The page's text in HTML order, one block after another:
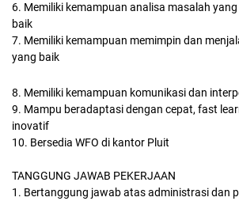
6. Memiliki kemampuan analisa masalah
baik
7. Memiliki kemampuan memimpin dan
yang baik
8. Memiliki kemampuan komunikasi dan
9. Mampu beradaptasi dengan cepat, fast
inovatif
10. Bersedia WFO di kantor Pluit
TANGGUNG JAWAB PEKERJAAN
1. Bertanggung jawab atas administrasi dan